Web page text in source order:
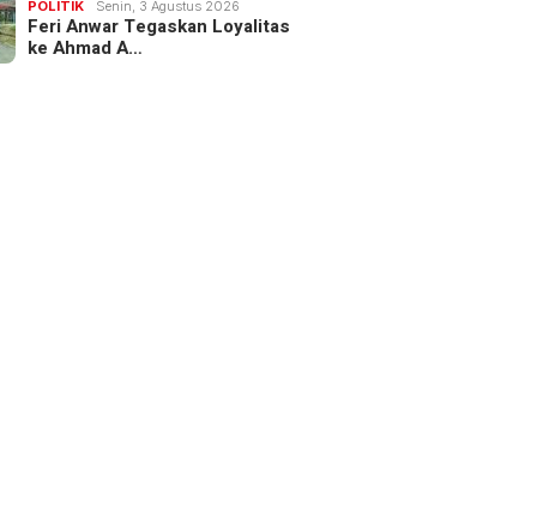
POLITIK Senin, 3 Agustus 2026
Feri Anwar Tegaskan Loyalitas
ke Ahmad A…